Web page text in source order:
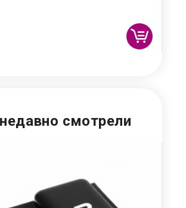
смотрели